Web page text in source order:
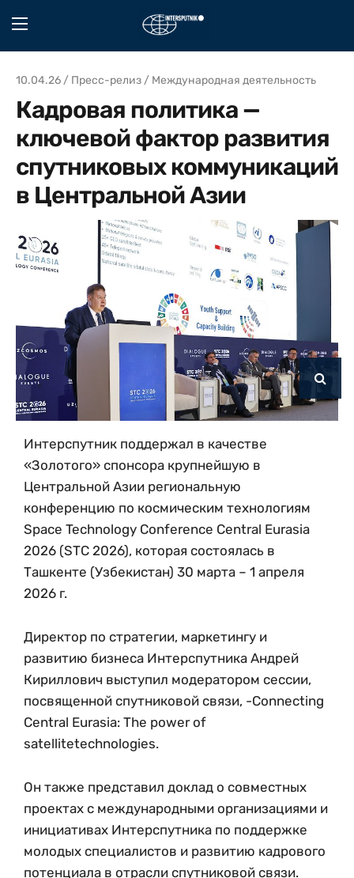
10.04.26 / Пресс-релиз / Международная деятельность
Кадровая политика —
ключевой фактор развития
спутниковых коммуникаций
в Центральной Азии
Интерспутник поддержал в качестве
«Золотого» спонсора крупнейшую в
Центральной Азии региональную
конференцию по космическим технологиям
Space Technology Conference Central Eurasia
2026 (STC 2026), которая состоялась в
Ташкенте (Узбекистан) 30 марта – 1 апреля
2026 г.
Директор по стратегии, маркетингу и
развитию бизнеса Интерспутника Андрей
Кириллович выступил модератором сессии,
посвященной спутниковой связи, -Connecting
Central Eurasia: The power of
satellitetechnologies.
Он также представил доклад о совместных
проектах с международными организациями и
инициативах Интерспутника по поддержке
молодых специалистов и развитию кадрового
потенциала в отрасли спутниковой связи.